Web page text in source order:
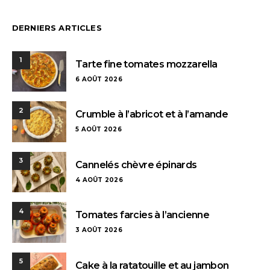
DERNIERS ARTICLES
1 Tarte fine tomates mozzarella
6 AOÛT 2026
2 Crumble à l’abricot et à l’amande
5 AOÛT 2026
3 Cannelés chèvre épinards
4 AOÛT 2026
4 Tomates farcies à l’ancienne
3 AOÛT 2026
5 Cake à la ratatouille et au jambon